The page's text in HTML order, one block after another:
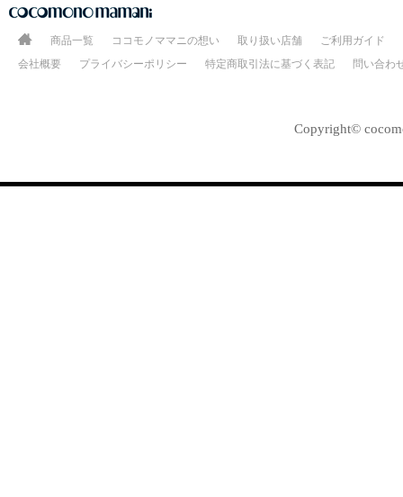
商品一覧 ココモノママニの想い 取り扱い店舗
ご利用ガイド
会社概要
プライバシーポリシー 特定商取引法に基づく表記 問い合わ
Copyright©